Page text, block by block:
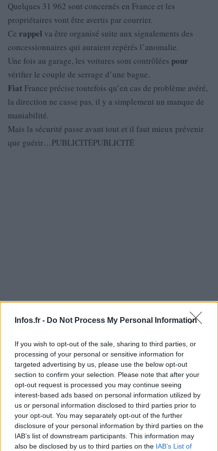
Infos.fr - Do Not Process My Personal Information
If you wish to opt-out of the sale, sharing to third parties, or
processing of your personal or sensitive information for
targeted advertising by us, please use the below opt-out
section to confirm your selection. Please note that after your
opt-out request is processed you may continue seeing
interest-based ads based on personal information utilized by
us or personal information disclosed to third parties prior to
your opt-out. You may separately opt-out of the further
disclosure of your personal information by third parties on the
IAB’s list of downstream participants. This information may
also be disclosed by us to third parties on the IAB’s List of
Quelques 31 962 sont concernés en France et les
propriétaires vont être avertis par courrier.
Ce rappel va être organisé suite aux signalements des
concessionnaires qui auraient repérés l’anomalie.
Une fois au garage, les voitures sont contrôlées pour
vérifier le couple de serrage d’une bague.
Fiat France précise toutefois qu’en cas de problème avéré,
la direction ne casse pas, il y a simplement un manque de
maniabilité.
Mais la sécurité passe avant tout et il faut mieux prévenir
que guérir…PUBLICITÉPUBLICITÉ
AUTEUR
Infos.fr Unit